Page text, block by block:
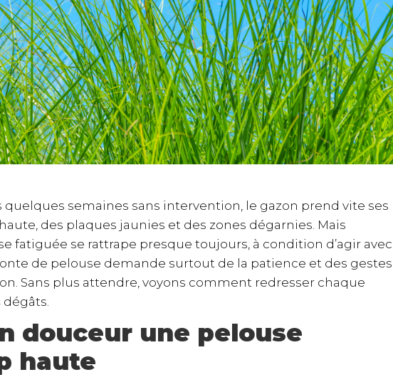
quelques semaines sans intervention, le gazon prend vite ses
des plaques jaunies et des zones dégarnies. Mais
fatiguée se rattrape presque toujours, à condition d’agir avec
de pelouse demande surtout de la patience et des gestes
Sans plus attendre, voyons comment redresser chaque
douceur une pelouse
haute